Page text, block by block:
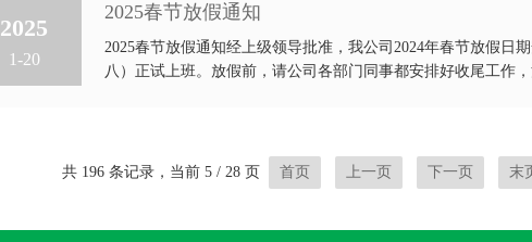
2025
1-20
2025春节放假通知
2025春节放假通知经上级领导批准，我公司2024年春节放假日
八）正试上班。放假前，请公司各部门同事都安排好收尾工作
共 196 条记录，当前 5 / 28 页 首页 上一页 下一页 末